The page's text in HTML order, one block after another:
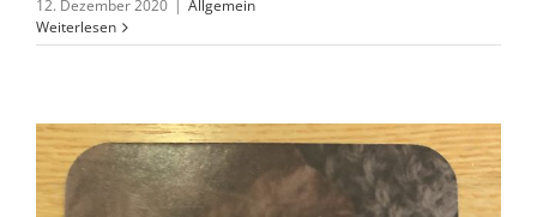
12. Dezember 2020 | Allgemein
Weiterlesen